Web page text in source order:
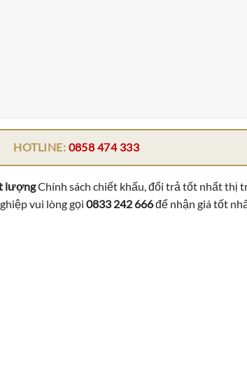
HOTLINE: 0858 474 333
lượngChính sách chiết khấu, đổi trả tốt nhất thị
vui lòng gọi 0833 242 666để nhận giá tốt